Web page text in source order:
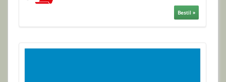
Bestil »